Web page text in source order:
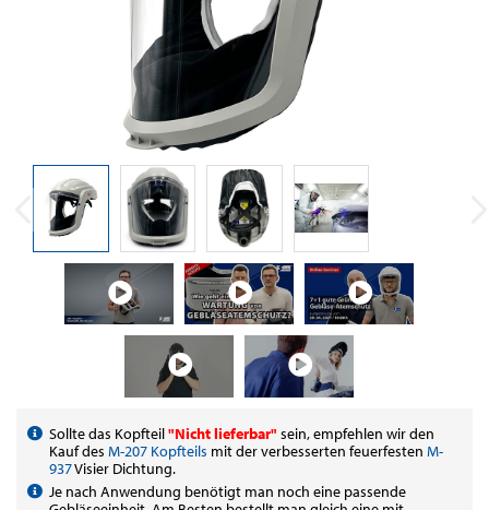
Sollte das Kopfteil"Nicht lieferbar" sein, empfehlen wir den
Kauf des M-207 Kopfteils mit der verbesserten feuerfesten M-
937Visier Dichtung.
Je nach Anwendung benötigt man noch eine passende